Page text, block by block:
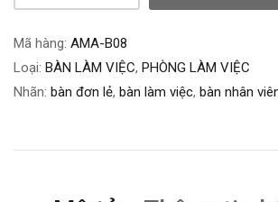
Mã hàng: AMA-B08
Loại: BÀN LÀM VIỆC, PHÒNG LÀM VIỆC
Nhãn: bàn đơn lẻ, bàn làm việc, bàn nhân